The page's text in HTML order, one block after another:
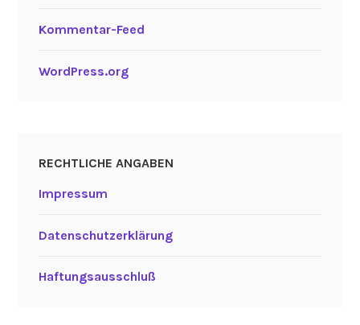
Kommentar-Feed
WordPress.org
RECHTLICHE ANGABEN
Impressum
Datenschutzerklärung
Haftungsausschluß